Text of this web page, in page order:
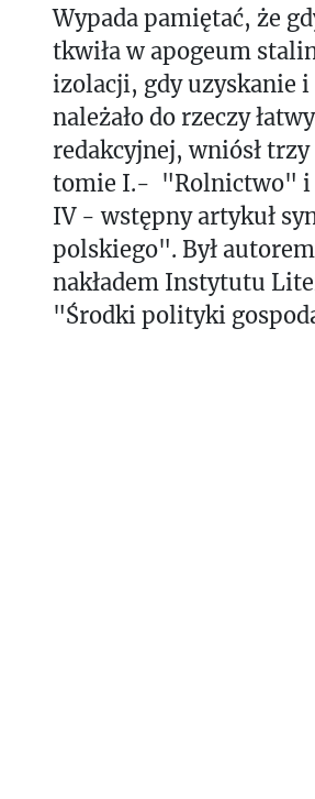
Wypada pamiętać, że
tkwiła w apogeum
izolacji, gdy uzyskanie
należało do rzeczy
redakcyjnej, wniósł
tomie I.- "Rolnictwo" i
IV - wstępny artykuł
polskiego". Był
nakładem Instytutu
"Środki polityki